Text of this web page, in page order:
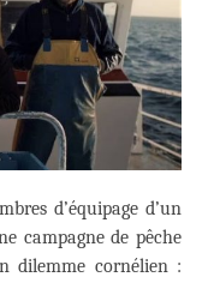
d’équipage d’un
campagne de pêche
dilemme cornélien :